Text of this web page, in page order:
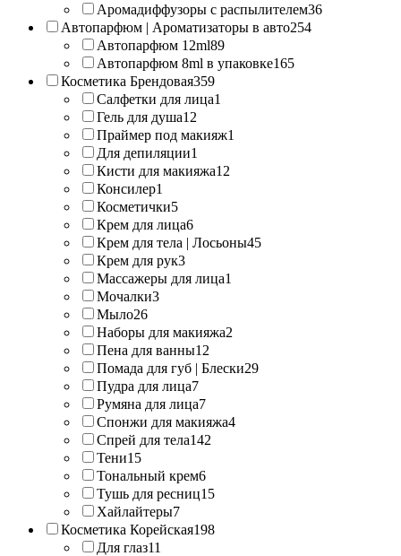
Аромадиффузоры с распылителем36
Автопарфюм | Ароматизаторы в авто254
Автопарфюм 12ml89
Автопарфюм 8ml в упаковке165
Косметика Брендовая359
Салфетки для лица1
Гель для душа12
Праймер под макияж1
Для депиляции1
Кисти для макияжа12
Консилер1
Косметички5
Крем для лица6
Крем для тела | Лосьоны45
Крем для рук3
Массажеры для лица1
Мочалки3
Мыло26
Наборы для макияжа2
Пена для ванны12
Помада для губ | Блески29
Пудра для лица7
Румяна для лица7
Спонжи для макияжа4
Спрей для тела142
Тени15
Тональный крем6
Тушь для ресниц15
Хайлайтеры7
Косметика Корейская198
Для глаз11